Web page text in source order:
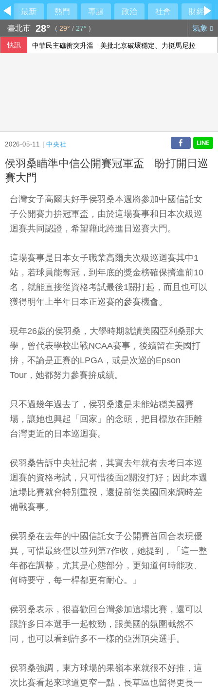
最新 熱門 專題 政治 社會
財經
臺北市 28° ( 29° / 27° ) 氣象
快訊 中菲民主礁衝突升溫 美批北京破壞穩定、力挺馬尼拉
2026-05-11 |中央社
侯羽桑瞄準中信公開賽冠軍盃 盼打開日巡
賽大門
台灣女子高爾夫好手侯羽桑本週將參加中國信託女
子公開賽力拚冠軍盃，由於這場賽事和日本次級巡
迴賽共同認證，希望藉此跨進日巡賽大門。
這場賽事是日本女子職業高爾夫次級巡迴賽其中1
站，若球員能奪冠，到年底的獎金榜確保擠進前10
名，就能直接從資格考試最後1關打起，而且也可以
獲得明年上半年日本正巡賽的參賽機會。
現年26歲的侯羽桑，大學時期就讀美國亞利桑那大
學，曾代表學校出戰NCAA賽事，後續留在美國打
拚，不論是正賽的LPGA，或是次巡的Epson
Tour，她都努力參賽拚成績。
只不過幾年過去了，侯羽桑還是未能站穩美國賽
場，讓她也興起「回家」的念頭，把目標放在距離
台灣更近的日本巡迴賽。
侯羽桑告訴中央社記者，其實去年就有去考日本巡
迴賽的資格考試，只可惜後面2關沒打好；因此本週
這場比賽就會特別重視，還提前從美國回來調時差
備戰賽事。
侯羽桑在去年的中國信託女子公開賽首回合表現優
異，可惜最終僅以並列第7作收，她提到，「這一整
年都在調整，尤其是心態部分，更知道何時能攻、
何時要守，每一桿都更有耐心。」
侯羽桑表示，很喜歡回台灣參加這場比賽，還可以
跟許多日本選手一起較勁，跟美國的氛圍截然不
同，也可以看到許多不一樣的亞洲頂尖選手。
侯羽桑強調，東方球場的果嶺本來就很不好推，這
次比賽看起來球道更窄一點，長草區也留得更長一